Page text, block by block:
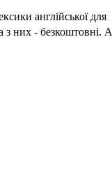
англійської для
з них - безкоштовні. А